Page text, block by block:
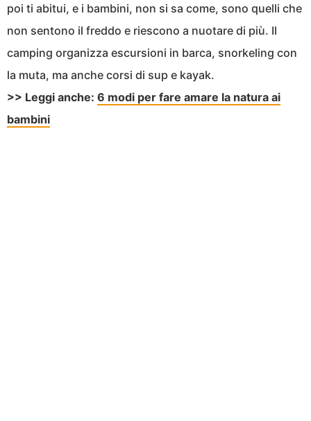
poi ti abitui, e i bambini, non si sa come, sono quelli che
non sentono il freddo e riescono a nuotare di più. Il
camping organizza escursioni in barca, snorkeling con
la muta, ma anche corsi di sup e kayak.
>> Leggi anche: 6 modi per fare amare la natura ai
bambini